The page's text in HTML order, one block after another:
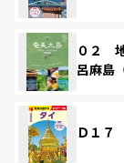
０２
呂麻島
Ｄ１